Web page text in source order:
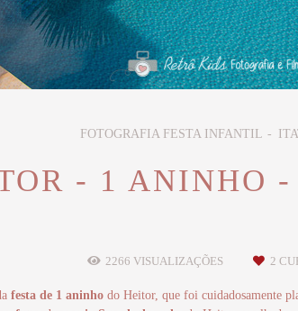
FOTOGRAFIA FESTA INFANTIL
- 1 ANINHO -
2266 VISUALIZAÇÕES 2
festa de 1 aninho do Heitor, que foi cuidadosamente